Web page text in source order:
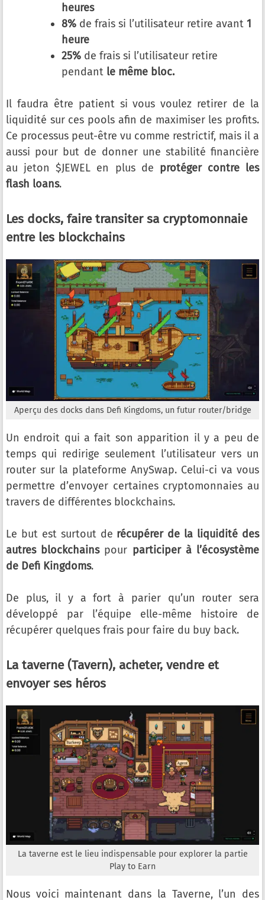
heures
8% de frais si l’utilisateur retire avant 1
heure
25% de frais si l’utilisateur retire
pendant le même bloc.
Il faudra être patient si vous voulez retirer de la
liquidité sur ces pools afin de maximiser les profits.
Ce processus peut-être vu comme restrictif, mais il a
aussi pour but de donner une stabilité financière
au jeton $JEWEL en plus de protéger contre les
flash loans.
Les docks, faire transiter sa cryptomonnaie
entre les blockchains
Aperçu des docks dans Defi Kingdoms, un futur router/bridge
Un endroit qui a fait son apparition il y a peu de
temps qui redirige seulement l’utilisateur vers un
router sur la plateforme AnySwap. Celui-ci va vous
permettre d’envoyer certaines cryptomonnaies au
travers de différentes blockchains.
Le but est surtout de récupérer de la liquidité des
autres blockchainspour participer à l’écosystème
de Defi Kingdoms.
De plus, il y a fort à parier qu’un router sera
développé par l’équipe elle-même histoire de
récupérer quelques frais pour faire du buy back.
La taverne (Tavern), acheter, vendre et
envoyer ses héros
La taverne est le lieu indispensable pour explorer la partie
Play to Earn
Nous voici maintenant dans la Taverne, l’un des